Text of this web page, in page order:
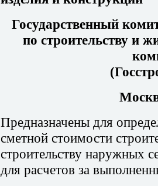
Государственный
по строительству и
Предназначены для
сметной стоимости
строительству наружных
для расчетов за